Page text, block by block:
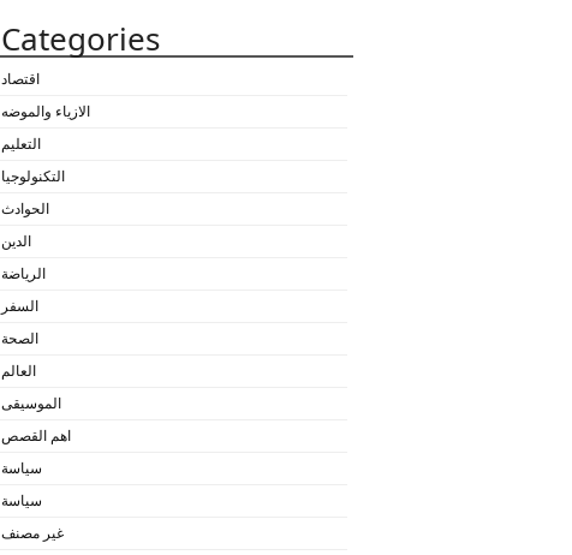
Categories
اقتصاد
الازياء والموضه
التعليم
التكنولوجيا
الحوادث
الدين
الرياضة
السفر
الصحة
العالم
الموسيقى
اهم القصص
سياسة
سياسة
غير مصنف